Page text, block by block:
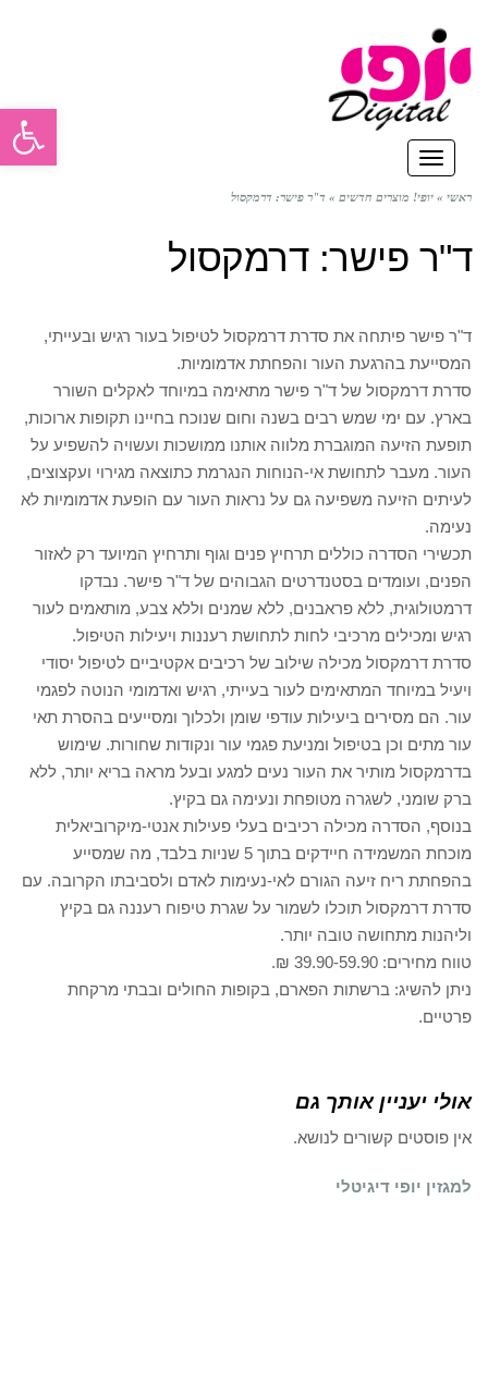
תפריט
ראשי » יופי! מוצרים חדשים » ד"ר פישר: דרמקסול
ד"ר פישר: דרמקסול
ד"ר פישר פיתחה את סדרת דרמקסול לטיפול בעור רגיש ובעייתי,
המסייעת בהרגעת העור והפחתת אדמומיות.
סדרת דרמקסול של ד"ר פישר מתאימה במיוחד לאקלים השורר
בארץ. עם ימי שמש רבים בשנה וחום שנוכח בחיינו תקופות ארוכות,
תופעת הזיעה המוגברת מלווה אותנו ממושכות ועשויה להשפיע על
העור. מעבר לתחושת אי-הנוחות הנגרמת כתוצאה מגירוי ועקצוצים,
לעיתים הזיעה משפיעה גם על נראות העור עם הופעת אדמומיות לא
נעימה.
תכשירי הסדרה כוללים תרחיץ פנים וגוף ותרחיץ המיועד רק לאזור
הפנים, ועומדים בסטנדרטים הגבוהים של ד"ר פישר. נבדקו
דרמטולוגית, ללא פראבנים, ללא שמנים וללא צבע, מותאמים לעור
רגיש ומכילים מרכיבי לחות לתחושת רעננות ויעילות הטיפול.
סדרת דרמקסול מכילה שילוב של רכיבים אקטיביים לטיפול יסודי
ויעיל במיוחד המתאימים לעור בעייתי, רגיש ואדמומי הנוטה לפגמי
עור. הם מסירים ביעילות עודפי שומן ולכלוך ומסייעים בהסרת תאי
עור מתים וכן בטיפול ומניעת פגמי עור ונקודות שחורות. שימוש
בדרמקסול מותיר את העור נעים למגע ובעל מראה בריא יותר, ללא
ברק שומני, לשגרה מטופחת ונעימה גם בקיץ.
בנוסף, הסדרה מכילה רכיבים בעלי פעילות אנטי-מיקרוביאלית
מוכחת המשמידה חיידקים בתוך 5 שניות בלבד, מה שמסייע
בהפחתת ריח זיעה הגורם לאי-נעימות לאדם ולסביבתו הקרובה. עם
סדרת דרמקסול תוכלו לשמור על שגרת טיפוח רעננה גם בקיץ
וליהנות מתחושה טובה יותר.
טווח מחירים: 39.90-59.90 ₪.
ניתן להשיג: ברשתות הפארם, בקופות החולים ובבתי מרקחת
פרטיים.
אולי יעניין אותך גם
אין פוסטים קשורים לנושא.
למגזין יופי דיגיטלי
פתח